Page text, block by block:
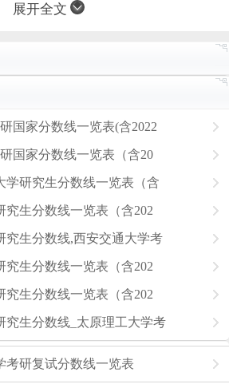
展开全文
国家分数线一览表(含2022
国家分数线一览表（含20
学研究生分数线一览表（含
究生分数线一览表（含202
究生分数线,西安交通大学考
究生分数线一览表（含202
究生分数线一览表（含202
究生分数线_太原理工大学考
考研复试分数线一览表